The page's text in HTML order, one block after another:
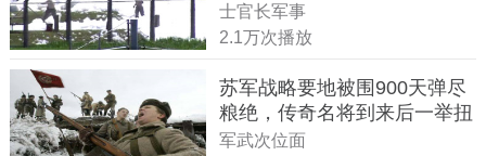
士官长军事
2.1万次播放
苏军战略要地被围900天弹尽
粮绝，传奇名将到来后一举扭
转战局
军武次位面